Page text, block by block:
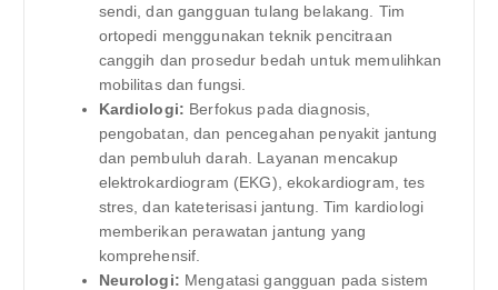
sendi, dan gangguan tulang belakang. Tim
ortopedi menggunakan teknik pencitraan
canggih dan prosedur bedah untuk memulihkan
mobilitas dan fungsi.
Kardiologi: Berfokus pada diagnosis,
pengobatan, dan pencegahan penyakit jantung
dan pembuluh darah. Layanan mencakup
elektrokardiogram (EKG), ekokardiogram, tes
stres, dan kateterisasi jantung. Tim kardiologi
memberikan perawatan jantung yang
komprehensif.
Neurologi: Mengatasi gangguan pada sistem